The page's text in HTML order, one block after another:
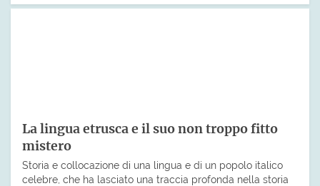
La lingua etrusca e il suo non troppo fitto
mistero
Storia e collocazione di una lingua e di un popolo italico
celebre, che ha lasciato una traccia profonda nella storia